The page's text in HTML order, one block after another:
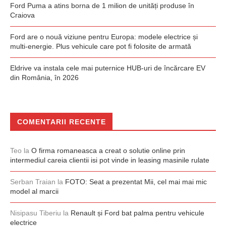
Ford Puma a atins borna de 1 milion de unități produse în
Craiova
Ford are o nouă viziune pentru Europa: modele electrice și
multi-energie. Plus vehicule care pot fi folosite de armată
Eldrive va instala cele mai puternice HUB-uri de încărcare EV
din România, în 2026
COMENTARII RECENTE
Teo la O firma romaneasca a creat o solutie online prin
intermediul careia clientii isi pot vinde in leasing masinile rulate
Serban Traian la FOTO: Seat a prezentat Mii, cel mai mai mic
model al marcii
Nisipasu Tiberiu la Renault și Ford bat palma pentru vehicule
electrice